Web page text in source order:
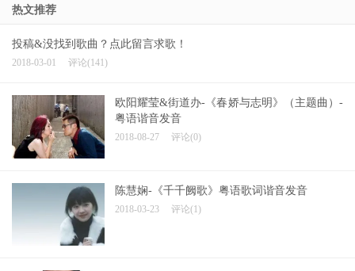
热文推荐
投稿&没找到歌曲？点此留言求歌！
2018-03-01 评论(141)
欧阳耀莹&街道办-《春娇与志明》（主题曲）-
粤语谐音发音
2018-08-27 评论(0)
陈慧娴-《千千阙歌》粤语歌词谐音发音
2018-03-23 评论(1)